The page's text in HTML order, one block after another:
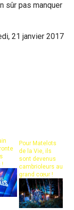
sûr pas manquer
21 janvier 2017
!
Pour Matelots
de la Vie, ils
sont devenus
cambrioleurs au
grand cœur !